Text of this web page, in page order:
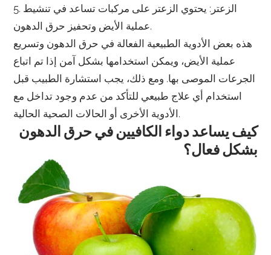
5. الزعتر: يحتوي الزعتر على مركبات تساعد في تنشيط
عملية الأيض وتحفيز حرق الدهون.
هذه بعض الأدوية الطبيعية الفعالة في حرق الدهون وتسريع
عملية الأيض، ويمكن استخدامها بشكل آمن إذا تم اتباع
الجرعات الموصى بها. ومع ذلك، يجب استشارة الطبيب قبل
استخدام أي علاج طبيعي للتأكد من عدم وجود تداخل مع
الأدوية الأخرى أو الحالات الصحية الحالية.
كيف يساعد دواء الكافيين في حرق الدهون
بشكل فعال؟